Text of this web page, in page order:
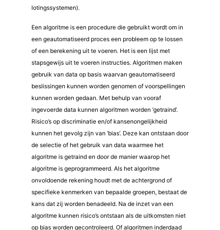
lotingssystemen).
Een algoritme is een procedure die gebruikt wordt om in
een geautomatiseerd proces een probleem op te lossen
of een berekening uit te voeren. Het is een lijst met
stapsgewijs uit te voeren instructies. Algoritmen maken
gebruik van data op basis waarvan geautomatiseerd
beslissingen kunnen worden genomen of voorspellingen
kunnen worden gedaan. Met behulp van vooraf
ingevoerde data kunnen algoritmen worden ‘getraind’.
Risico’s op discriminatie en/of kansenongelijkheid
kunnen het gevolg zijn van ‘bias’. Deze kan ontstaan door
de selectie of het gebruik van data waarmee het
algoritme is getraind en door de manier waarop het
algoritme is geprogrammeerd. Als het algoritme
onvoldoende rekening houdt met de achtergrond of
specifieke kenmerken van bepaalde groepen, bestaat de
kans dat zij worden benadeeld. Na de inzet van een
algoritme kunnen risico’s ontstaan als de uitkomsten niet
op bias worden gecontroleerd. Of algoritmen inderdaad